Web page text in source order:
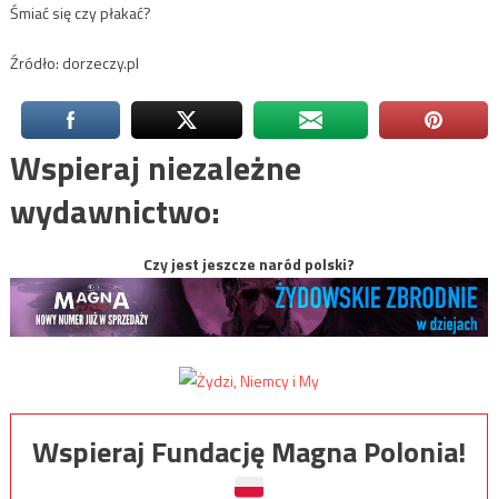
Śmiać się czy płakać?
Źródło: dorzeczy.pl
Wspieraj niezależne
wydawnictwo:
Czy jest jeszcze naród polski?
Wspieraj Fundację Magna Polonia!